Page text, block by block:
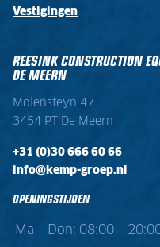
Vestigingen
REESINK CONSTRUCTION
DE MEERN
Molensteyn 47
3454 PT De Meern
+31 (0)30 666 60 66
info@kemp-groep.nl
OPENINGSTIJDEN
Ma - Don: 08:00 -